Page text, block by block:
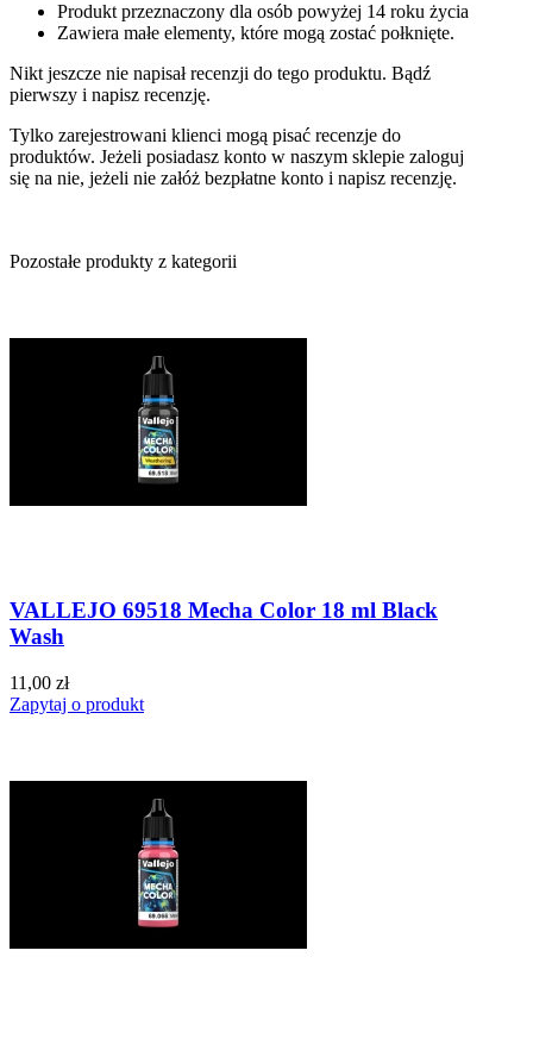
Produkt przeznaczony dla osób powyżej 14 roku życia
Zawiera małe elementy, które mogą zostać połknięte.
Nikt jeszcze nie napisał recenzji do tego produktu. Bądź
pierwszy i napisz recenzję.
Tylko zarejestrowani klienci mogą pisać recenzje do
produktów. Jeżeli posiadasz konto w naszym sklepie zaloguj
się na nie, jeżeli nie załóż bezpłatne konto i napisz recenzję.
Pozostałe produkty z kategorii
VALLEJO 69518 Mecha Color 18 ml Black
Wash
11,00 zł
Zapytaj o produkt